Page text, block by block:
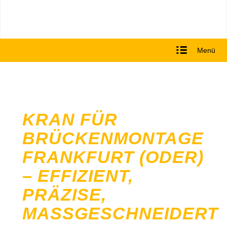
Menü
KRAN FÜR
BRÜCKENMONTAGE
FRANKFURT (ODER)
– EFFIZIENT,
PRÄZISE,
MASSGESCHNEIDERT